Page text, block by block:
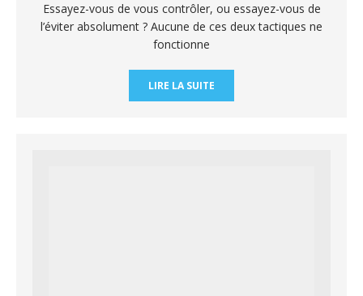
Essayez-vous de vous contrôler, ou essayez-vous de
l’éviter absolument ? Aucune de ces deux tactiques ne
fonctionne
LIRE LA SUITE